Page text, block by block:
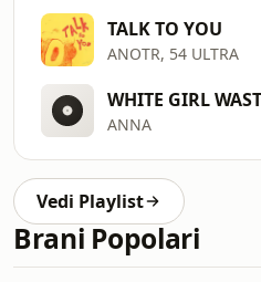
TALK TO YOU
ANOTR, 54 ULTRA
WHITE GIRL
ANNA
Vedi Playlist
Brani Popolari